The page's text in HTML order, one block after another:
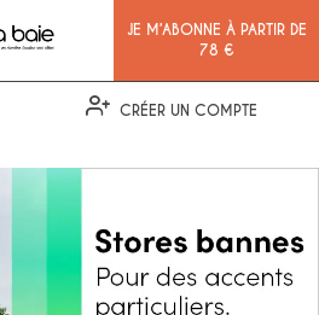
JE M’ABONNE À PARTIR DE
78 €
CRÉER UN COMPTE